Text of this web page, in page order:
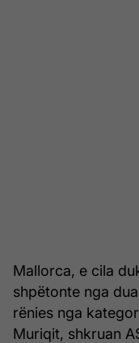
Mallorca, e cila
shpëtonte nga
rënies nga
Muriqit, shkruan